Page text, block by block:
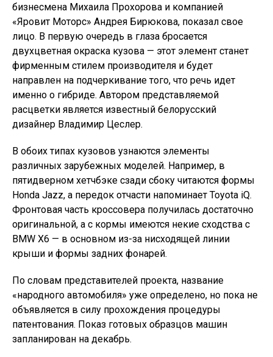
бизнесмена Михаила Прохорова и компанией
«Яровит Моторс» Андрея Бирюкова, показал свое
лицо. В первую очередь в глаза бросается
двухцветная окраска кузова — этот элемент станет
фирменным стилем производителя и будет
направлен на подчеркивание того, что речь идет
именно о гибриде. Автором представляемой
расцветки является известный белорусский
дизайнер Владимир Цеслер.
В обоих типах кузовов узнаются элементы
различных зарубежных моделей. Например, в
пятидверном хетчбэке сзади сбоку читаются формы
Honda Jazz, а передок отчасти напоминает Toyota iQ.
Фронтовая часть кроссовера получилась достаточно
оригинальной, а с кормы имеются некие сходства с
BMW X6 — в основном из-за нисходящей линии
крыши и формы задних фонарей.
По словам представителей проекта, название
«народного автомобиля» уже определено, но пока не
объявляется в силу прохождения процедуры
патентования. Показ готовых образцов машин
запланирован на декабрь.